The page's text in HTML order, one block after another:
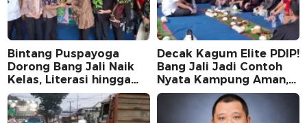
Bintang Puspayoga
Dorong Bang Jali Naik
Kelas, Literasi hingga
UMKM Digital Jadi
Fokus
Decak Kagum Elite PDIP!
Bang Jali Jadi Contoh
Nyata Kampung Aman,
Bersih, dan Mandiri